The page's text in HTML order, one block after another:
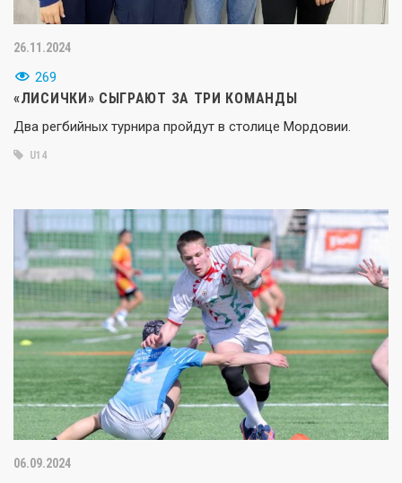
26.11.2024
269
«ЛИСИЧКИ» СЫГРАЮТ ЗА ТРИ КОМАНДЫ
Два регбийных турнира пройдут в столице Мордовии.
U14
06.09.2024